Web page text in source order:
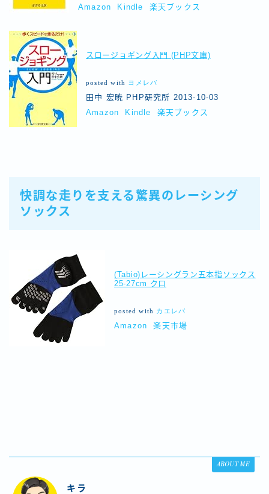
Amazon Kindle 楽天ブックス
スロージョギング入門 (PHP文庫)
posted with ヨメレバ
田中 宏暁 PHP研究所 2013-10-03
Amazon
Kindle 楽天ブックス
快調な走りを支える驚異のレーシング
ソックス
(Tabio)レーシングラン五本指ソックス
25-27cm クロ
posted with カエレバ
Amazon 楽天市場
ABOUT ME
キラ